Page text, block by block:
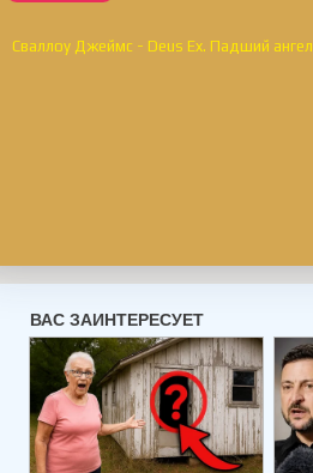
Сваллоу Джеймс - Deus Ex. Падший ангел